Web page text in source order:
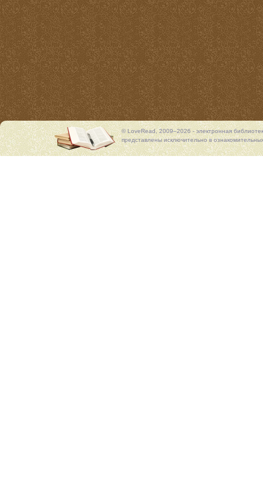
© LoveRead, 2009–2026 - электронная
представлены исключительно в